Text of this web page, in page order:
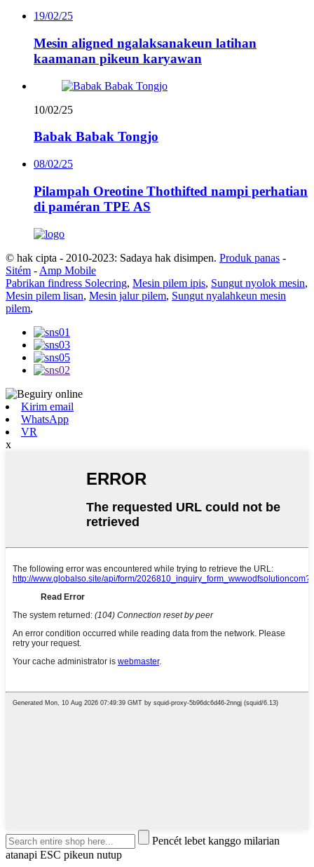
19/02/25
Mesin aligned ngalaksanakeun latihan
kaamanan pikeun karyawan
10/02/25
Babak Babak Tongjo
08/02/25
Pilampah Oreotine Thothifted nampi perhatian
di paméran TPE AS
© hak cipta - 2010-2023: Sadaya hak disimpen. Produk panas -
Sitém - Amp Mobile
Pabrikan findress Solecring, Mesin pilem ipis, Sungut nyolok mesin,
Mesin pilem lisan, Mesin jalur pilem, Sungut nyalahkeun mesin
pilem,
Kirim email
WhatsApp
VR
x
Pencét lebet kanggo milarian
atanapi ESC pikeun nutup